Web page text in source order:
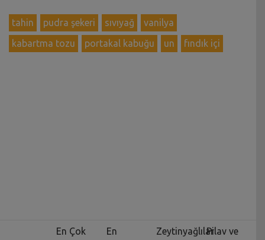
tahin pudra şekeri sıvıyağ
vanilya
kabartma tozu
portakal kabuğu un fındık içi
En Çok
En
ZeytinyağlılarPilav ve